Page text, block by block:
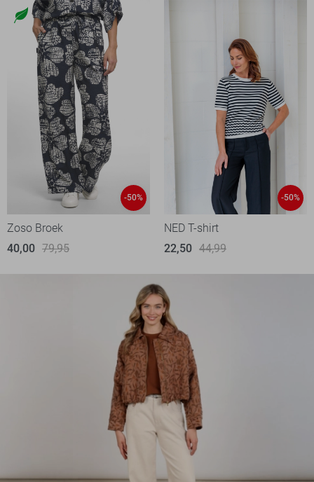
-50%
Zoso Broek
40,00 79,95
-50%
NED T-shirt
22,50 44,99